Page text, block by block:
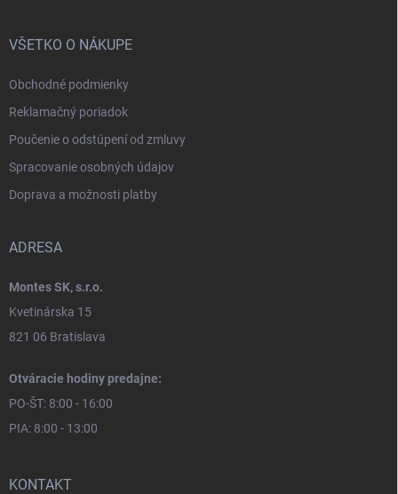
VŠETKO O NÁKUPE
Obchodné podmienky
Reklamačný poriadok
Poučenie o odstúpení od zmluvy
Spracovanie osobných údajov
Doprava a možnosti platby
ADRESA
Montes SK, s.r.o.
Kvetinárska 15
821 06 Bratislava
Otváracie hodiny predajne:
PO-ŠT: 8:00 - 16:00
PIA: 8:00 - 13:00
KONTAKT